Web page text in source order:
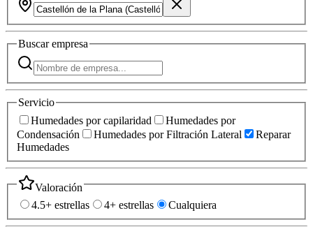
Buscarempresa
Servicio
Humedades por capilaridad
Humedades por
Condensación
Humedades por Filtración Lateral
Reparar
Humedades
Valoración
4.5+ estrellas
4+ estrellas Cualquiera